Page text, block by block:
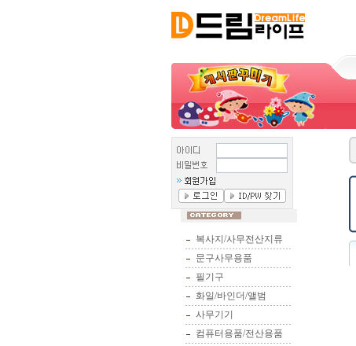
복사지/사무전산지류
문구사무용품
필기구
화일/바인더/앨범
사무기기
컴퓨터용품/전산용품